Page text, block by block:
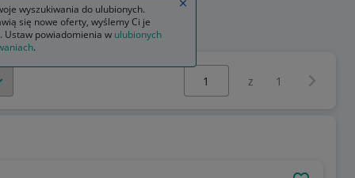
Wybierz stronę:
z 1
wyszukiwania do ulubionych.
się nowe oferty, wyślemy Ci je
Ustaw powiadomienia w ulubionych
.
Zamknij wskazówkę